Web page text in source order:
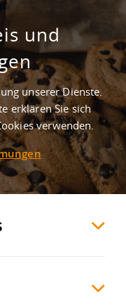
in Nauen
zum Kauf
als Suchauftrag
und
unserer Dienste.
erklären Sie sich
verwenden.